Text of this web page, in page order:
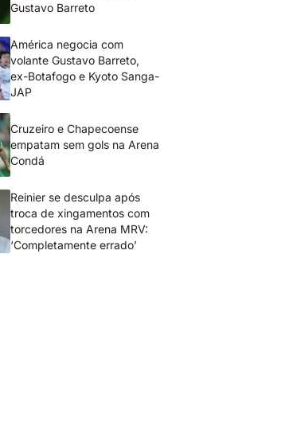
Gustavo Barreto
América negocia com
volante Gustavo Barreto,
ex-Botafogo e Kyoto Sanga-
JAP
Cruzeiro e Chapecoense
empatam sem gols na Arena
Condá
Reinier se desculpa após
troca de xingamentos com
torcedores na Arena MRV:
‘Completamente errado’